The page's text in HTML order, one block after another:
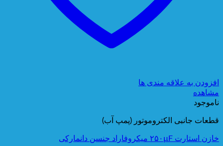
افزودن به علاقه مندی ها
مشاهده
ناموجود
قطعات جانبی الکتروموتور (پمپ آب)
خازن استارت ۲۵۰µF میکروفاراد جنسن دانمارکی